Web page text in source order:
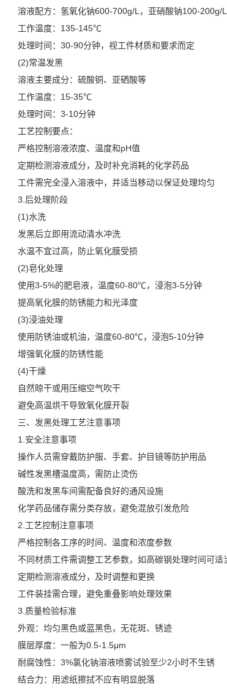
溶液配方：氢氧化钠600-700g/L，亚硝酸钠100-200g/L
工作温度：135-145℃
处理时间：30-90分钟，视工件材质和要求而定
(2)常温发黑
溶液主要成分：硫酸铜、亚硒酸等
工作温度：15-35℃
处理时间：3-10分钟
工艺控制要点：
严格控制溶液浓度、温度和pH值
定期检测溶液成分，及时补充消耗的化学药品
工件需完全浸入溶液中，并适当移动以保证处理均匀
3.后处理阶段
(1)水洗
发黑后立即用流动清水冲洗
水温不宜过高，防止氧化膜受损
(2)皂化处理
使用3-5%的肥皂液，温度60-80℃，浸泡3-5分钟
提高氧化膜的防锈能力和光泽度
(3)浸油处理
使用防锈油或机油，温度60-80℃，浸泡5-10分钟
增强氧化膜的防锈性能
(4)干燥
自然晾干或用压缩空气吹干
避免高温烘干导致氧化膜开裂
三、发黑处理工艺注意事项
1.安全注意事项
操作人员需穿戴防护服、手套、护目镜等防护用品
碱性发黑槽温度高，需防止烫伤
酸洗和发黑车间需配备良好的通风设施
化学药品储存需分类存放，避免混放引发危险
2.工艺控制注意事项
严格控制各工序的时间、温度和浓度参数
不同材质工件需调整工艺参数，如高碳钢处理时间可适
定期检测溶液成分，及时调整和更换
工件装挂需合理，避免重叠影响处理效果
3.质量检验标准
外观：均匀黑色或蓝黑色，无花斑、锈迹
膜层厚度：一般为0.5-1.5μm
耐腐蚀性：3%氯化钠溶液喷雾试验至少2小时不生锈
结合力：用滤纸擦拭不应有明显脱落